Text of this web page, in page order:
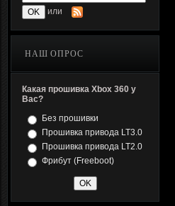
или
НАШ ОПРОС
Какая прошивка Xbox 360 у
Вас?
Без прошивки
Прошивка привода LT3.0
Прошивка привода LT2.0
Фрибут (Freeboot)